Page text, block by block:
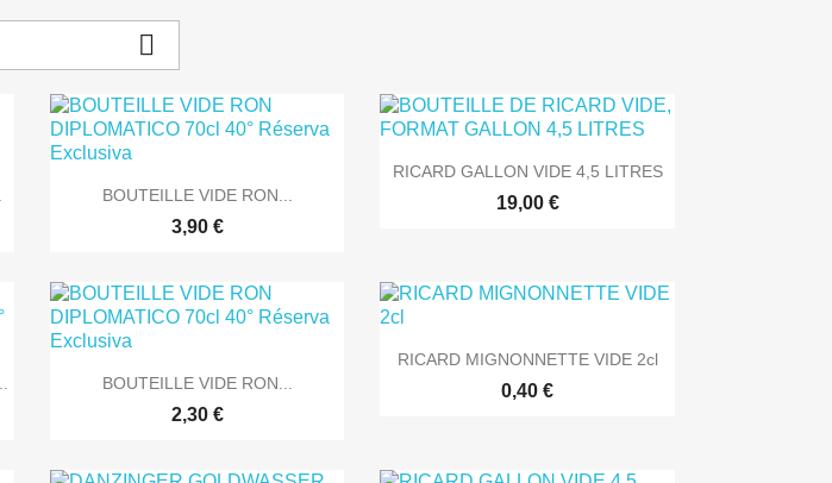

 Aperçu rapide
BOUTEILLE VIDE RON...
3,90 €
 Aperçu rapide
RICARD GALLON VIDE 4,5 LITRES
19,00 €
 Aperçu rapide
BOUTEILLE VIDE RON...
2,30 €
 Aperçu rapide
RICARD MIGNONNETTE VIDE 2cl
0,40 €